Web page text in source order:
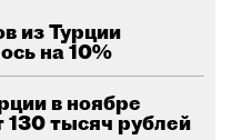
из Турции
на 10%
в ноябре
тысяч рублей